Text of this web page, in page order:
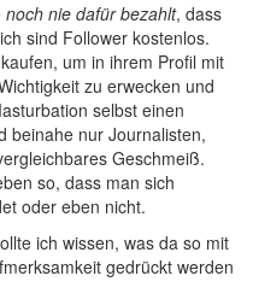
noch nie dafür bezahlt, dass
sind Follower kostenlos.
um in ihrem Profil mit
zu erwecken und
selbst einen
beinahe nur Journalisten,
Geschmeiß.
so, dass man sich
oder eben nicht.
ich wissen, was da so mit
gedrückt werden